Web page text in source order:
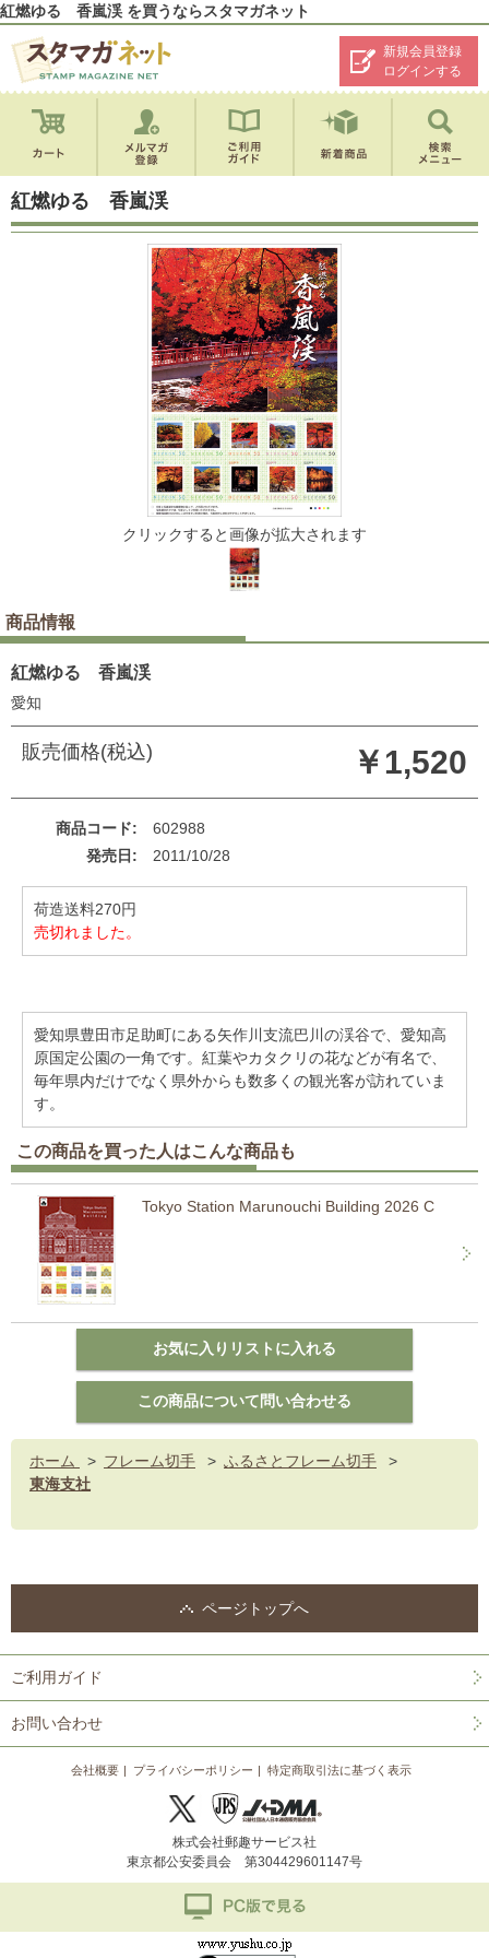
紅燃ゆる 香嵐渓 を買うならスタマガネット
新規会員登録
ログインする
紅燃ゆる 香嵐渓
クリックすると画像が拡大されます
商品情報
紅燃ゆる 香嵐渓
愛知
販売価格(税込) ￥1,520
商品コード
602988
発売日
2011/10/28
荷造送料270円
売切れました。
愛知県豊田市足助町にある矢作川支流巴川の渓谷で、愛知高
原国定公園の一角です。紅葉やカタクリの花などが有名で、
毎年県内だけでなく県外からも数多くの観光客が訪れていま
す。
この商品を買った人はこんな商品も
Tokyo Station Marunouchi Building 2026 C
ホーム > フレーム切手 > ふるさとフレーム切手
>
東海支社
ページトップへ
ご利用ガイド
お問い合わせ
会社概要 プライバシーポリシー 特定商取引法に基づく表示
株式会社郵趣サービス社
東京都公安委員会 第304429601147号